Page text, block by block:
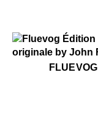
FluevogFLUEVOG